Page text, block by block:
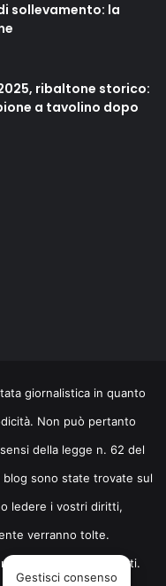
sollevamento: la
ribaltone storico:
a tavolino dopo
giornalistica in quanto
Non può pertanto
della legge n. 62 del
blog sono state trovate sul
ledere i vostri diritti,
verranno tolte.
. Tutti i diritti riservati.
Gestisci consenso